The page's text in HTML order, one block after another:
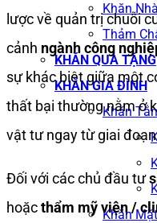
Khăn
Thảm
KHĂN QUÀ TẶNG
KHĂN GIA ĐÌNH
Khăn
Khăn Mặt
lược về quản trị chuỗi
cảnh ngành công
sự khác biệt giữa một
thất bại thường nằm ở
vật tư ngay từ giai
Đối với các chủ đầu tư
hoặcthẩm mỹ viện /